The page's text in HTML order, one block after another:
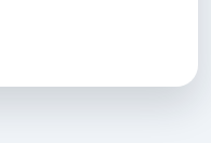
dengeli yerleşim ile
esnek bir yaşam